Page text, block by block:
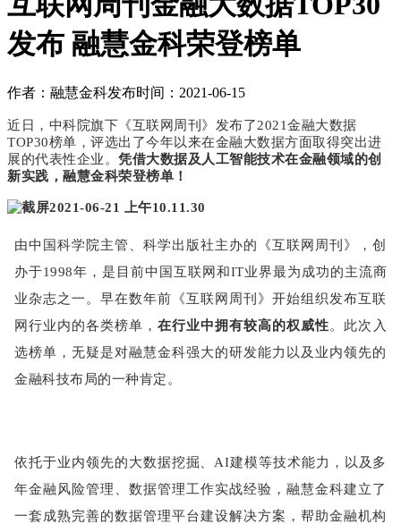
发布 融慧金科荣登榜单
作者：融慧金科发布时间：2021-06-15
近日，中科院旗下《互联网周刊》发布了2021金融大数据
TOP30榜单，评选出了今年以来在金融大数据方面取得突出进
展的代表性企业。 凭借大数据及人工智能技术在金融领域的创
新实践，融慧金科荣登榜单！
由中国科学院主管、科学出版社主办的《互联网周刊》，创
办于1998年，是目前中国互联网和IT业界最为成功的主流商
业杂志之一。早在数年前《互联网周刊》开始组织发布互联
网行业内的各类榜单，在行业中拥有较高的权威性。此次入
选榜单，无疑是对融慧金科强大的研发能力以及业内领先的
金融科技布局的一种肯定。
依托于业内领先的大数据挖掘、AI建模等技术能力，以及多
年金融风险管理、数据管理工作实战经验，融慧金科建立了
一套成熟完善的数据管理平台建设解决方案，帮助金融机构